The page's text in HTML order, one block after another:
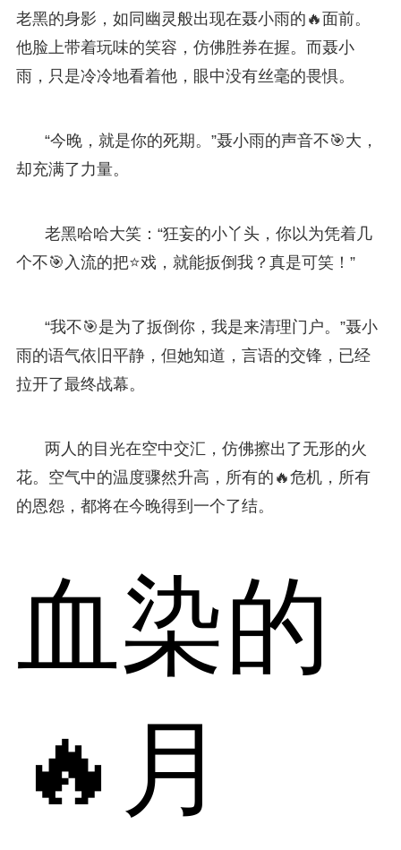
老黑的身影，如同幽灵般出现在聂小雨的🔥面前。
他脸上带着玩味的笑容，仿佛胜券在握。而聂小
雨，只是冷冷地看着他，眼中没有丝毫的畏惧。
“今晚，就是你的死期。”聂小雨的声音不🎯大，
却充满了力量。
老黑哈哈大笑：“狂妄的小丫头，你以为凭着几
个不🎯入流的把⭐戏，就能扳倒我？真是可笑！”
“我不🎯是为了扳倒你，我是来清理门户。”聂小
雨的语气依旧平静，但她知道，言语的交锋，已经
拉开了最终战幕。
两人的目光在空中交汇，仿佛擦出了无形的火
花。空气中的温度骤然升高，所有的🔥危机，所有
的恩怨，都将在今晚得到一个了结。
血染的
🔥月